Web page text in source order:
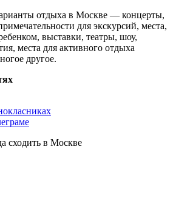
отдыха в Москве — концерты,
для экскурсий, места,
выставки, театры, шоу,
места для активного отдыха
другое.
в Москве